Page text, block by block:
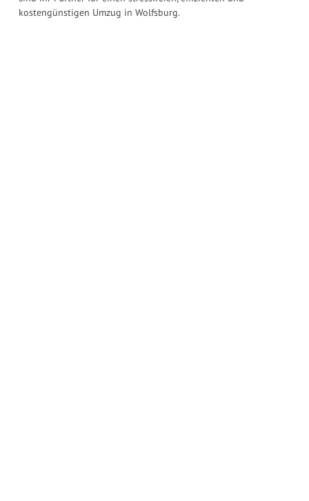
kostengünstigen Umzug in Wolfsburg.